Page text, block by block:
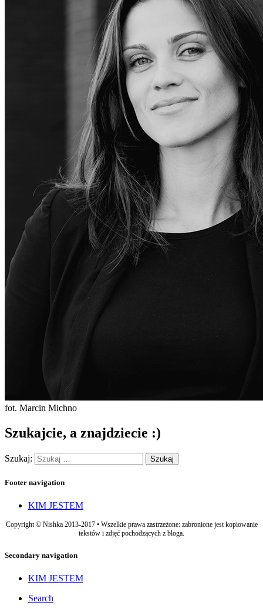
fot. Marcin Michno
Szukajcie, a znajdziecie :)
Szukaj:
Footer navigation
KIM JESTEM
Copyright © Nishka 2013-2017 • Wszelkie prawa zastrzeżone: zabronione jest kopiowanie
tekstów i zdjęć pochodzących z bloga.
Secondary navigation
KIM JESTEM
Search